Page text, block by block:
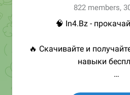
822 members,
🧠 In4.Bz -
🔥 Скачивайте и
навыки